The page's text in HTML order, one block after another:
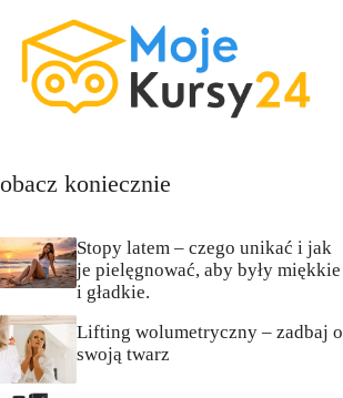
koniecznie
Stopy latem – czego unikać i jak
je pielęgnować, aby były miękkie
i gładkie.
Lifting wolumetryczny – zadbaj o
swoją twarz